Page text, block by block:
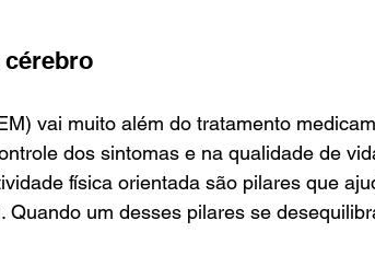
vai muito além do tratamento
dos sintomas e na qualidade de
física orientada são pilares que
Quando um desses pilares se